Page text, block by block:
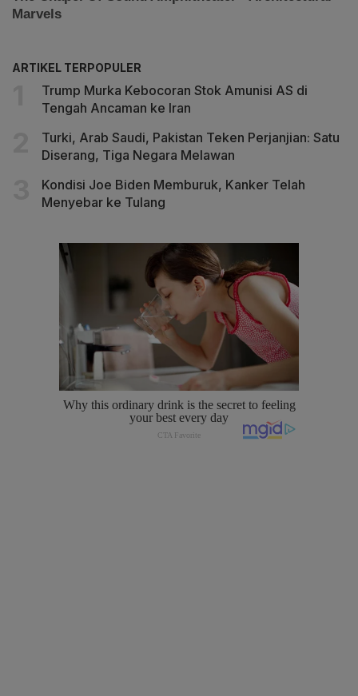
ARTIKEL TERPOPULER
Trump Murka Kebocoran Stok Amunisi AS di
Tengah Ancaman ke Iran
Turki, Arab Saudi, Pakistan Teken Perjanjian: Satu
Diserang, Tiga Negara Melawan
Kondisi Joe Biden Memburuk, Kanker Telah
Menyebar ke Tulang